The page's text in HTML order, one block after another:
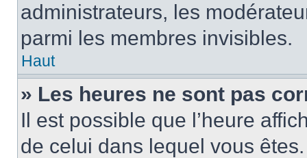
administrateurs, les
parmi les membres invisibles.
Haut
» Les heures ne sont pas
Il est possible que l’heure
de celui dans lequel vous